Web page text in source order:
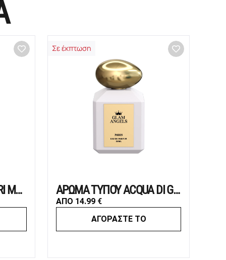
ΑΡΩΜΑ ΤΥΠΟΥ BVLGARI MAN IN BLACK
Σε έκπτωση
ΑΡΩΜΑ ΤΥΠΟΥ ACQUA DI GIO
ΑΠΟ 14.99 €
ΑΓΟΡΑΣΤΕ ΤΟ